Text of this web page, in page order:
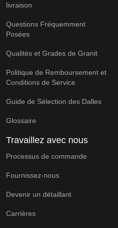
livraison
Questions Fréquemment
Posées
Qualités et Grades de Granit
Politique de Remboursement et
Conditions de Service
Guide de Sélection des Dalles
Glossaire
Travaillez avec nous
Processus de commande
Fournissez-nous
Devenir un détaillant
Carrières